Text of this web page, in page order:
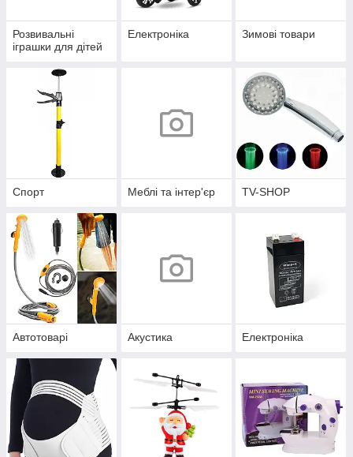
Розвивальні
іграшки для дітей
Електроніка Зимові товари
Спорт Меблі та інтер'єр TV-SHOP
Автотоварі Акустика Електроніка